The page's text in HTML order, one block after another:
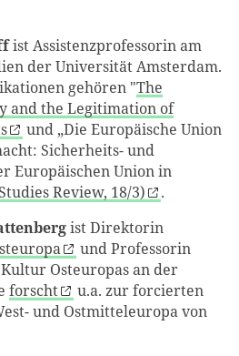
ist Assistenzprofessorin am
der Universität Amsterdam.
gehören "The
and the Legitimation of
und „Die Europäische Union
Sicherheits- und
Europäischen Union in
Review, 18/3)
.
ist Direktorin
und Professorin
Osteuropas an der
forscht
u.a. zur forcierten
und Ostmitteleuropa von